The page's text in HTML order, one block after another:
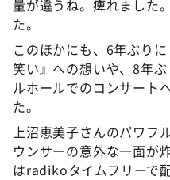
量が違うね。痺れました
た。
このほかにも、6年ぶり
笑い』への想いや、8年
ルホールでのコンサート
た。
上沼恵美子さんのパワフ
ウンサーの意外な一面が
はradikoタイムフリーで配